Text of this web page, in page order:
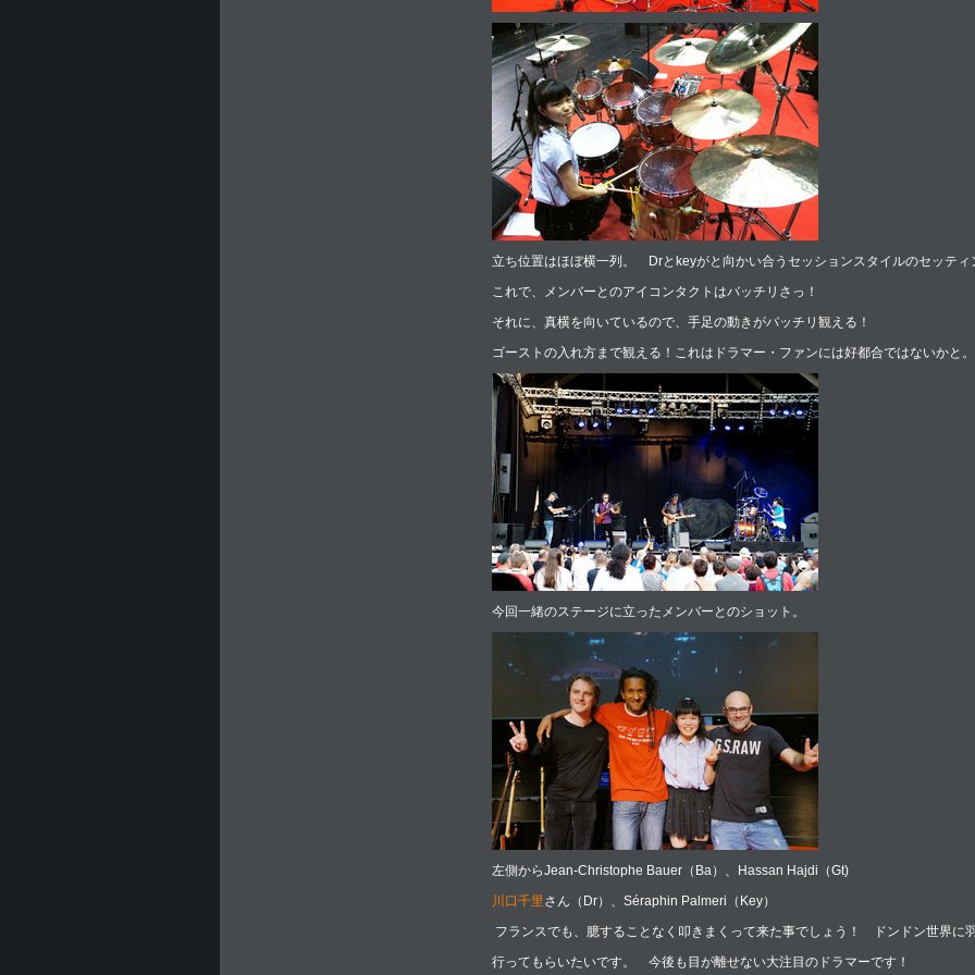
立ち位置はほぼ横一列。 Drとkeyがと向かい合うセッションスタイルのセッティ
これで、メンバーとのアイコンタクトはバッチリさっ！
それに、真横を向いているので、手足の動きがバッチリ観える！
ゴーストの入れ方まで観える！これはドラマー・ファンには好都合ではないかと
今回一緒のステージに立ったメンバーとのショット。
左側からJean-Christophe Bauer（Ba）、
Hassan Hajdi（Gt)
川口千里さん（Dr）、Séraphin Palmeri（Key）
フランスでも、臆することなく叩きまくって来た事でしょう！ ドンドン世界に
行ってもらいたいです。 今後も目が離せない大注目のドラマーです！